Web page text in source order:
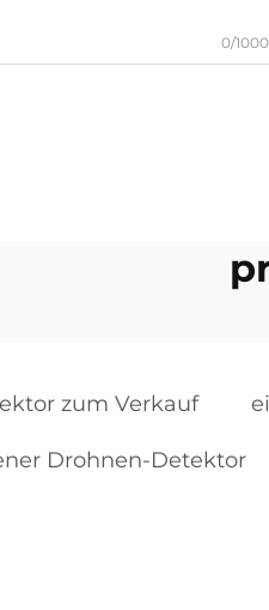
0/1000
zum Verkauf
Drohnen-Detektor